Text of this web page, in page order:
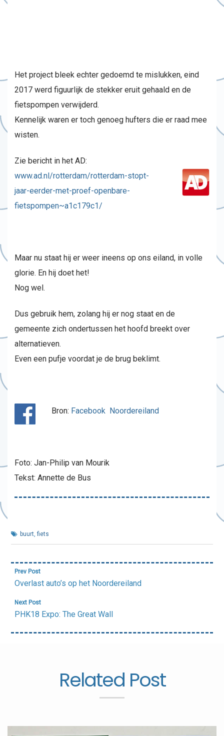
Het project bleek echter gedoemd te mislukken, eind
2017 werd figuurlijk de stekker eruit gehaald en de
fietspompen verwijderd.
Kennelijk waren er toch genoeg hufters die er raad mee
wisten.
Zie bericht in het AD:
www.ad.nl/rotterdam/rotterdam-stopt-
jaar-eerder-met-proef-openbare-
fietspompen~a1c179c1/
Maar nu staat hij er weer ineens op ons eiland, in volle
glorie. En hij doet het!
Nog wel.
Dus gebruik hem, zolang hij er nog staat en de
gemeente zich ondertussen het hoofd breekt over
alternatieven.
Even een pufje voordat je de brug beklimt.
Bron: Facebook Noordereiland
Foto: Jan-Philip van Mourik
Tekst: Annette de Bus
buurt,fiets
Bericht
navigatie
Prev Post
Overlast auto’s op het Noordereiland
Next Post
PHK18 Expo: The Great Wall
Related Post